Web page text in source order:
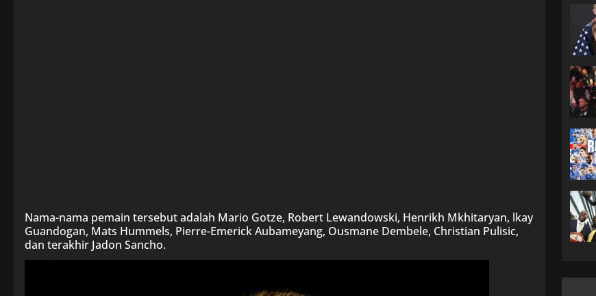
Nama-nama pemain tersebut adalah Mario Gotze, Robert Lewandowski, Henrikh Mkhitaryan, lkay
Guandogan, Mats Hummels, Pierre-Emerick Aubameyang, Ousmane Dembele, Christian Pulisic,
dan terakhir Jadon Sancho.